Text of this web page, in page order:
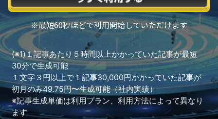
※最短60秒ほどで利用開始していただけます
(※1)１記事あたり５時間以上かかっていた記事が最短
30分で生成可能
１文字３円以上で１記事30,000円かかっていた記事が
初月のみ49.75円〜生成可能（社内実績）
※記事生成単価は利用プラン、利用方法によって異なり
ます